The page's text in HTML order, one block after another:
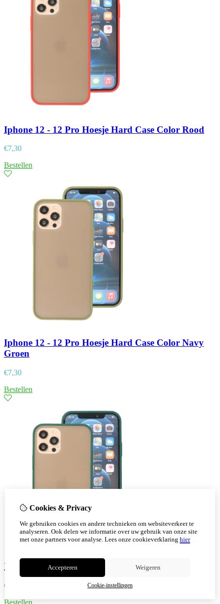
Iphone 12 - 12 Pro Hoesje Hard Case Color Rood
€7,30
Bestellen
Iphone 12 - 12 Pro Hoesje Hard Case Color Navy
Groen
€7,30
Bestellen
Iphone 12 - 12 Pro Hoesje Hard Case Color Groen
€
Cookies & Privacy
We gebruiken cookies en andere technieken om websiteverkeer te
analyseren. Ook delen we informatie over uw gebruik van onze site
met onze partners voor analyse. Lees onze cookieverklaring hier
Accepteren Weigeren
Cookie-instellingen